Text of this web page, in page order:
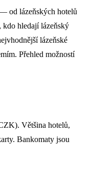
od lázeňských hotelů
kdo hledají lázeňský
lázeňské
Přehled možností
Většina hotelů,
Bankomaty jsou